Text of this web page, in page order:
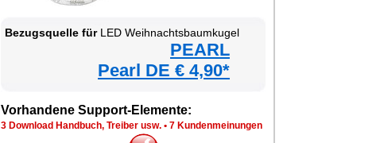
Bezugsquelle fürLED Weihnachtsbaumkugel
PEARL
Pearl DE € 4,90*
Vorhandene Support-Elemente:
3 Download Handbuch, Treiber usw. • 7 Kundenmeinungen